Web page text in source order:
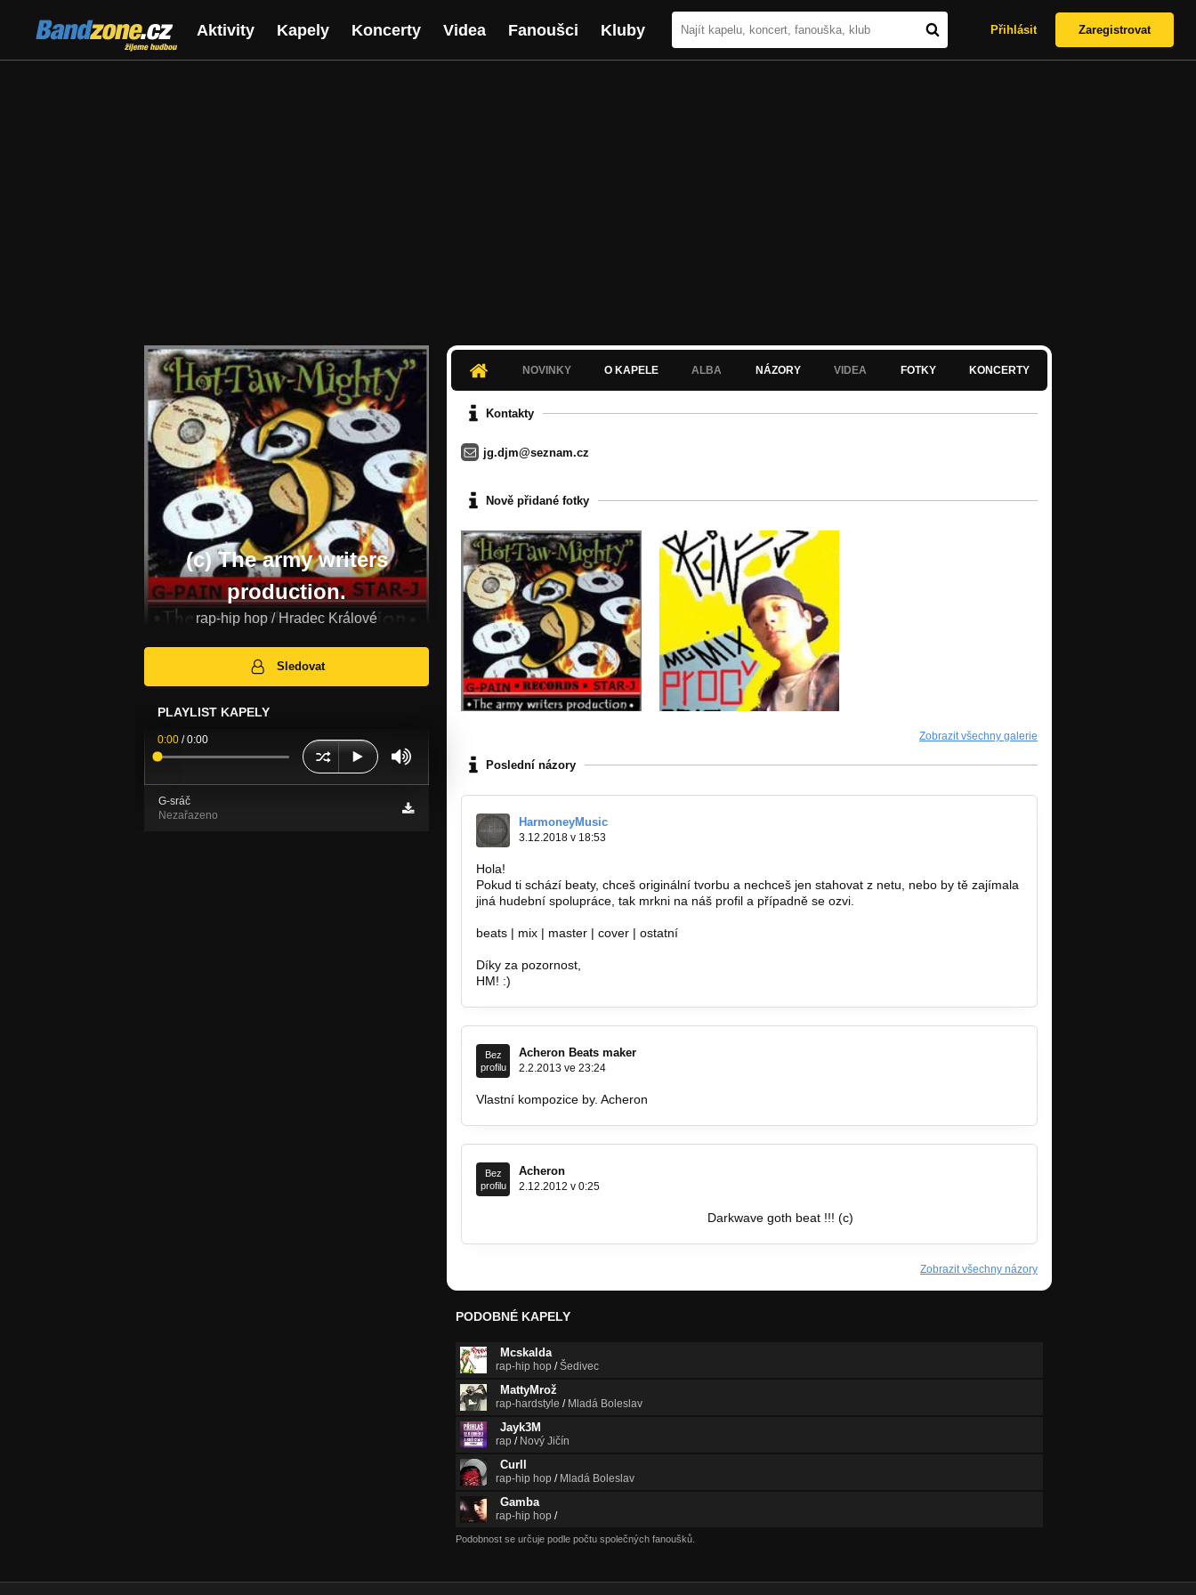
Bandzone.cz
žijeme hudbou
Aktivity Kapely Koncerty Videa Fanoušci Kluby Přihlásit Zaregistrovat
(c) The army writers
production.
rap-hip hop / Hradec Králové
Sledovat
PLAYLIST KAPELY
0:00 /0:00
G-sráč
Nezařazeno
NOVINKY O KAPELE ALBA NÁZORY VIDEA FOTKY KONCERTY
Kontakty
jg.djm@seznam.cz
Nově přidané fotky
Zobrazit všechny galerie
Poslední názory
HarmoneyMusic
3.12.2018 v 18:53
Hola!
Pokud ti schází beaty, chceš originální tvorbu a nechceš jen stahovat z netu, nebo by tě zajímala
jiná hudební spolupráce, tak mrkni na náš profil a případně se ozvi.
beats | mix | master | cover | ostatní
Díky za pozornost,
HM! :)
Bez
profilu
Acheron Beats maker
2.2.2013 ve 23:24
Vlastní kompozice by. Acheron
Bez
profilu
Acheron
2.12.2012 v 0:25
Darkwave goth beat !!! (c)
Zobrazit všechny názory
PODOBNÉ KAPELY
Mcskalda
rap-hip hop /Šedivec
MattyMrož
rap-hardstyle / Mladá Boleslav
Jayk3M
rap / Nový Jičín
Curll
rap-hip hop / Mladá Boleslav
Gamba
rap-hip hop /
Podobnost se určuje podle počtu společných fanoušků.